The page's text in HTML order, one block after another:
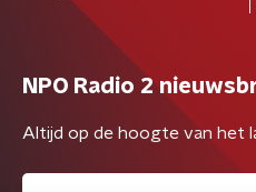
NPO Radio 2
Altijd op de hoogte van het